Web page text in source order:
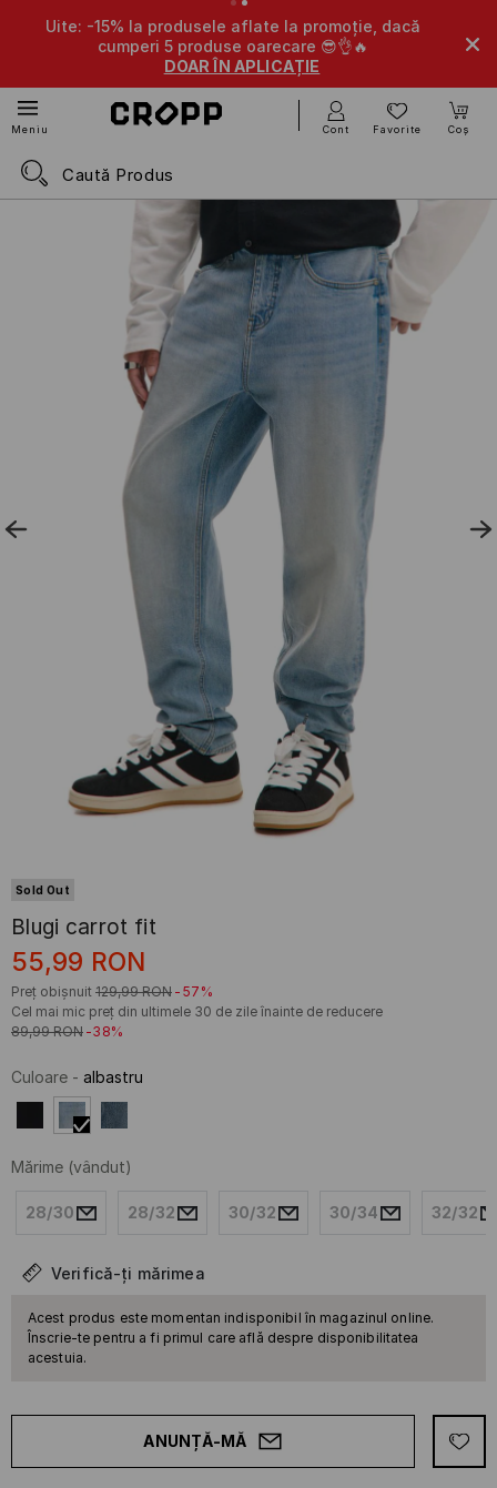
Uite: -15% la produsele aflate la promoție, dacă
cumperi 5 produse oarecare 😎👌🔥
DOAR ÎN APLICAȚIE
Meniu Cont Favorite Coș
Sold Out
Blugi carrot fit
55,99 RON
Preț obișnuit 129,99 RON -57%
Cel mai mic preț din ultimele 30 de zile înainte de reducere
89,99 RON -38%
Culoare - albastru
Mărime (vândut)
28/30 28/32 30/32 30/34 32/32
Verifică-ți mărimea
Acest produs este momentan indisponibil în magazinul online.
Înscrie-te pentru a fi primul care află despre disponibilitatea
acestuia.
ANUNȚĂ-MĂ